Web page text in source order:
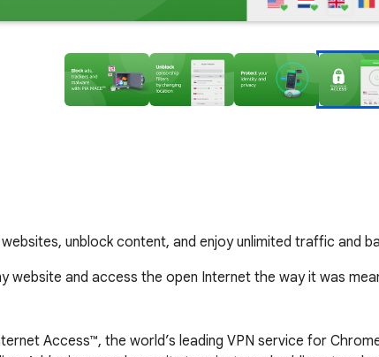
unblock content, and enjoy unlimited traffic and
website and access the open Internet the way it was
Access™, the world’s leading VPN service for